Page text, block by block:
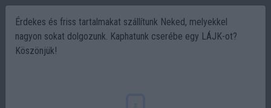
Érdekes és friss tartalmakat szállítunk Neked, melyekkel
nagyon sokat dolgozunk. Kaphatunk cserébe egy LÁJK-ot?
Köszönjük!